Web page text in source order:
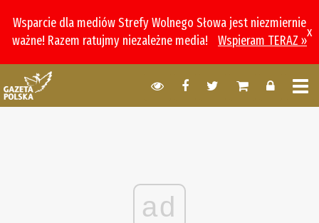
Wsparcie dla mediów Strefy Wolnego Słowa jest niezmiernie
ważne! Razem ratujmy niezależne media!
Wspieram TERAZ »
x
ad